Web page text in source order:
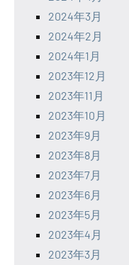
2024年3月
2024年2月
2024年1月
2023年12月
2023年11月
2023年10月
2023年9月
2023年8月
2023年7月
2023年6月
2023年5月
2023年4月
2023年3月